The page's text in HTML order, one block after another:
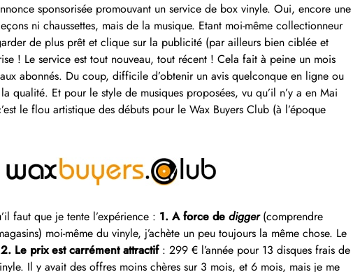
sponsorisée promouvant un service de box vinyle. Oui, encore une
ni chaussettes, mais de la musique. Etant moi-même collectionneur
de plus prêt et clique sur la publicité (par ailleurs bien ciblée et
! Le service est tout nouveau, tout récent ! Cela fait à peine un mois
abonnés. Du coup, difficile d’obtenir un avis quelconque en ligne ou
qualité. Et pour le style de musiques proposées, vu qu’il n’y a en Mai
le flou artistique des débuts pour le Wax Buyers Club (à l’époque
faut que je tente l’expérience : 1. A force de digger(comprendre
moi-même du vinyle, j’achète un peu toujours la même chose. Le
2. Le prix est carrément attractif: 299 € l’année pour 13 disques frais de
Il y avait des offres moins chères sur 3 mois, et 6 mois, mais je me